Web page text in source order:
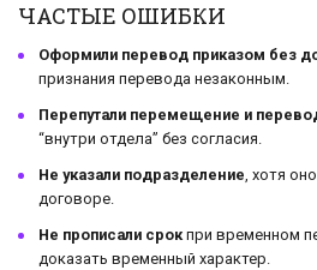
ЧАСТЫЕ ОШИБКИ
Оформили перевод приказом без
признания перевода незаконным.
Перепутали перемещение и
“внутри отдела” без согласия.
Не указали подразделение, хотя
договоре.
Не прописали срокпри временном
доказать временный характер.